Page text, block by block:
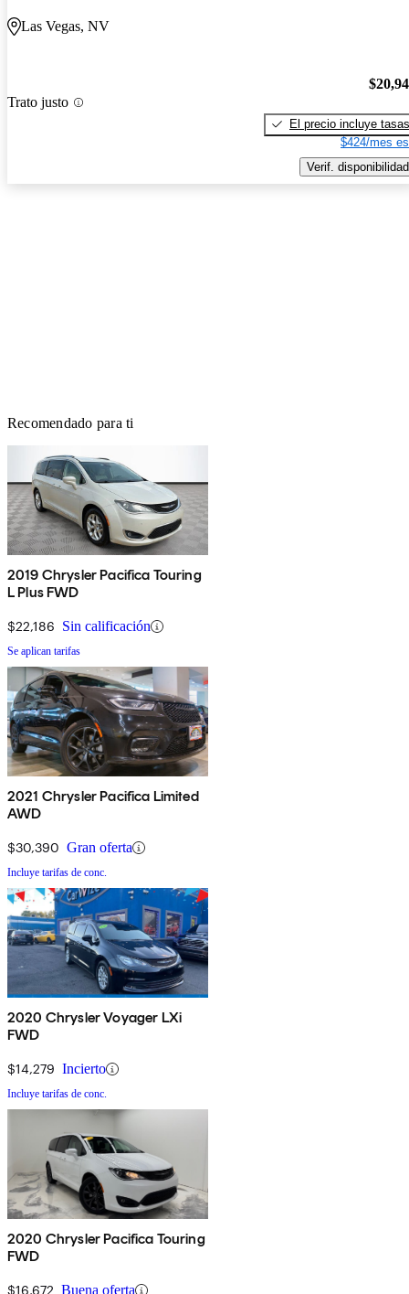
Las Vegas, NV
Trato justo
El precio incluye tasas
$424/mes
Verif. disponibilidad
Recomendado para ti
2019 Chrysler Pacifica Touring
L Plus FWD
$22,186 Sin calificación
Se aplican tarifas
2021 Chrysler Pacifica Limited
AWD
$30,390 Gran oferta
Incluye tarifas de conc.
2020 Chrysler Voyager LXi
FWD
$14,279 Incierto
Incluye tarifas de conc.
2020 Chrysler Pacifica Touring
FWD
$16,672 Buena oferta